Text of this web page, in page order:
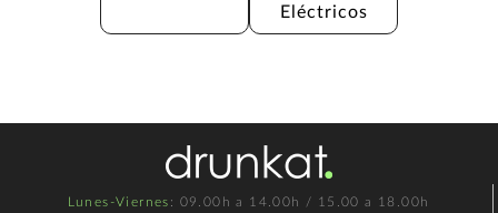
Eléctricos
Lunes-Viernes : 09.00h a 14.00h / 15.00 a 18.00h